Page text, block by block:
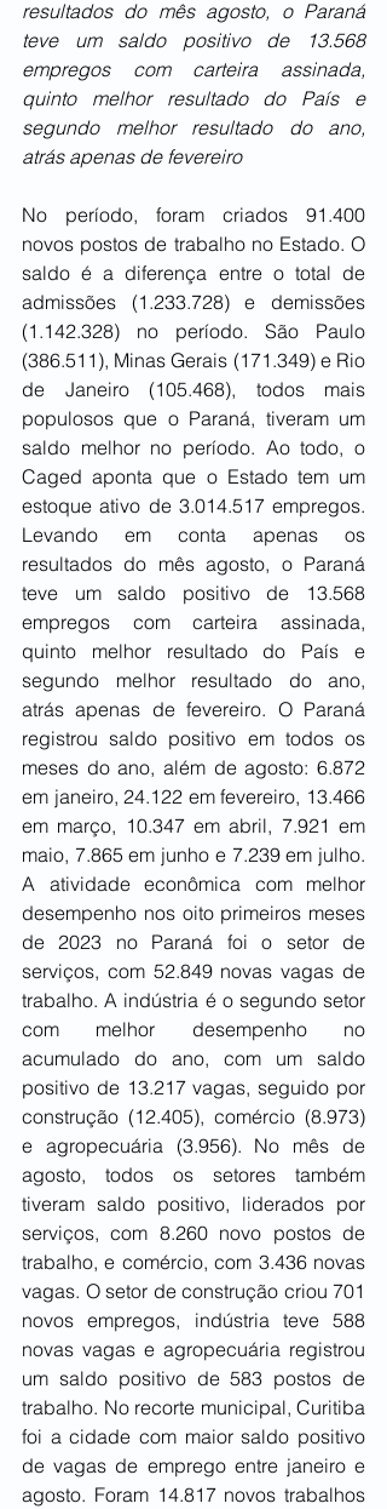
resultados do mês agosto, o Paraná
teve um saldo positivo de 13.568
empregos com carteira assinada,
quinto melhor resultado do País e
segundo melhor resultado do ano,
atrás apenas de fevereiro
No período, foram criados 91.400
novos postos de trabalho no Estado. O
saldo é a diferença entre o total de
admissões (1.233.728) e demissões
(1.142.328) no período. São Paulo
(386.511), Minas Gerais (171.349) e Rio
de Janeiro (105.468), todos mais
populosos que o Paraná, tiveram um
saldo melhor no período. Ao todo, o
Caged aponta que o Estado tem um
estoque ativo de 3.014.517 empregos.
Levando em conta apenas os
resultados do mês agosto, o Paraná
teve um saldo positivo de 13.568
empregos com carteira assinada,
quinto melhor resultado do País e
segundo melhor resultado do ano,
atrás apenas de fevereiro. O Paraná
registrou saldo positivo em todos os
meses do ano, além de agosto: 6.872
em janeiro, 24.122 em fevereiro, 13.466
em março, 10.347 em abril, 7.921 em
maio, 7.865 em junho e 7.239 em julho.
A atividade econômica com melhor
desempenho nos oito primeiros meses
de 2023 no Paraná foi o setor de
serviços, com 52.849 novas vagas de
trabalho. A indústria é o segundo setor
com melhor desempenho no
acumulado do ano, com um saldo
positivo de 13.217 vagas, seguido por
construção (12.405), comércio (8.973)
e agropecuária (3.956). No mês de
agosto, todos os setores também
tiveram saldo positivo, liderados por
serviços, com 8.260 novo postos de
trabalho, e comércio, com 3.436 novas
vagas. O setor de construção criou 701
novos empregos, indústria teve 588
novas vagas e agropecuária registrou
um saldo positivo de 583 postos de
trabalho. No recorte municipal, Curitiba
foi a cidade com maior saldo positivo
de vagas de emprego entre janeiro e
agosto. Foram 14.817 novos trabalhos